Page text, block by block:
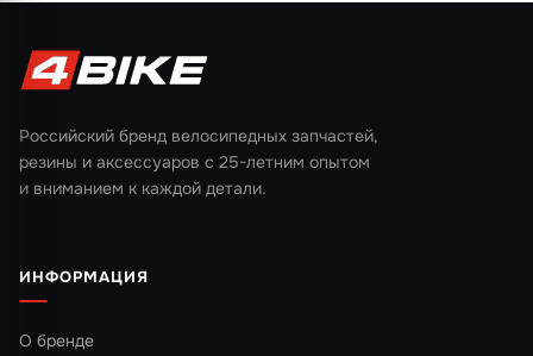
Российский бренд велосипедных запчастей,
резины и аксессуаров с 25-летним опытом
и вниманием к каждой детали.
ИНФОРМАЦИЯ
О бренде